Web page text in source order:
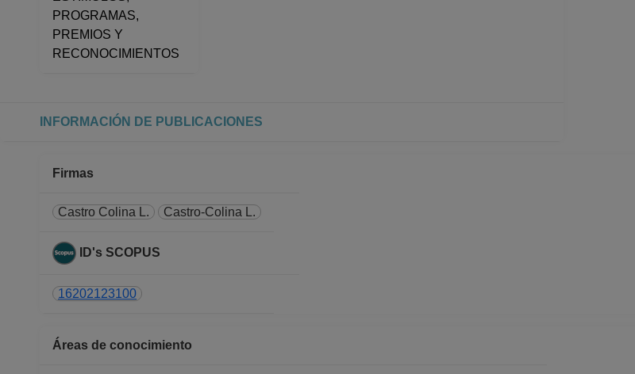
PROFESOR ASIGNATURA A TP No Definitivo
Desde 01-08-2022 hasta 31-01-2023
PROFESOR ASIGNATURA A TP No Definitivo
PROGRAMAS,
PREMIOS Y
RECONOCIMIENTOS
INFORMACIÓN DE PUBLICACIONES
Firmas
Castro Colina L. Castro-Colina L.
ID's SCOPUS
16202123100
Áreas de conocimiento